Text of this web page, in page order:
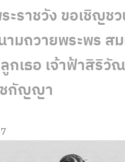
ะราชวัง ขอเชิญช
ามถวายพระพร ส
ลูกเธอ เจ้าฟ้าสิริ
กัญญา